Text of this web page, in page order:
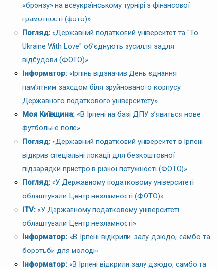
«бронзу» на всеукраїнському турнірі з фінансової
грамотності (фото)»
Погляд: «Державний податковий університет та "To
Ukraine With Love" об’єднують зусилля задля
відбудови (ФОТО)»
Інформатор: «Ірпінь відзначив День єднання
пам’ятним заходом біля зруйнованого корпусу
Державного податкового університету»
Моя Київщина: «В Ірпені на базі ДПУ з’явиться нове
футбольне поле»
Погляд: «Державний податковий університет в Ірпені
відкрив спеціальні локації для безкоштовної
підзарядки пристроїв різної потужності (ФОТО)»
Погляд: «У Державному податковому університеті
облаштували Центр незламності (ФОТО)»
ITV: «У Державному податковому університеті
облаштували Центр незламності»
Інформатор: «В Ірпені відкрили залу дзюдо, самбо та
боротьби для молоді»
Інформатор: «В Ірпені відкрили залу дзюдо, самбо та